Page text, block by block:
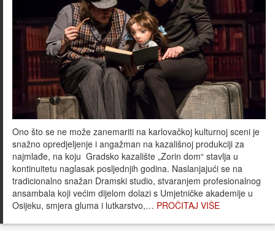
Ono što se ne može zanemariti na karlovačkoj kulturnoj sceni je
snažno opredjeljenje i angažman na kazališnoj produkciji za
najmlađe, na koju Gradsko kazalište „Zorin dom“ stavlja u
kontinuitetu naglasak posljednjih godina. Naslanjajući se na
tradicionalno snažan Dramski studio, stvaranjem profesionalnog
ansambala koji većim dijelom dolazi s Umjetničke akademije u
Osijeku, smjera gluma i lutkarstvo,… PROČITAJ VIŠE